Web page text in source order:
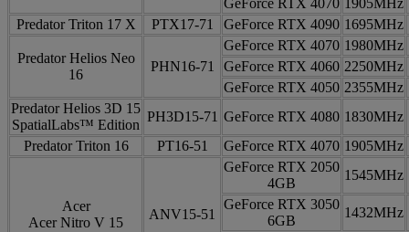
Predator Triton 17 X
PTX17-71 GeForce RTX 4090 1695MHz
Predator Helios Neo
16
PHN16-71
GeForce RTX 4070 1980MHz
GeForce RTX 4060 2250MHz
GeForce RTX 4050 2355MHz
Predator Helios 3D 15
SpatialLabs™ Edition
PH3D15-71 GeForce RTX 4080 1830MHz
Predator Triton 16
PT16-51 GeForce RTX 4070 1905MHz
Acer
Acer Nitro V 15
ANV15-51
GeForce RTX 2050
4GB
1545MHz
GeForce RTX 3050
6GB
1432MHz